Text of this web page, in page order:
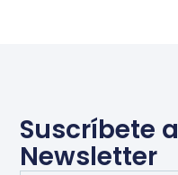
Suscríbete
Newsletter